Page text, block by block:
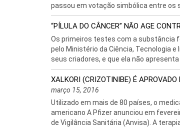
passou em votação simbólica entre os
“PÍLULA DO CÂNCER” NÃO AGE
Os primeiros testes com a substância
pelo Ministério da Ciência, Tecnologia
seus criadores, e que ela não apresenta
XALKORI (CRIZOTINIBE) É
março 15, 2016
Utilizado em mais de 80 países, o
americano A Pfizer anunciou em
de Vigilância Sanitária (Anvisa). A